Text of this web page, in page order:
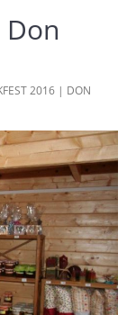
2016 | DON